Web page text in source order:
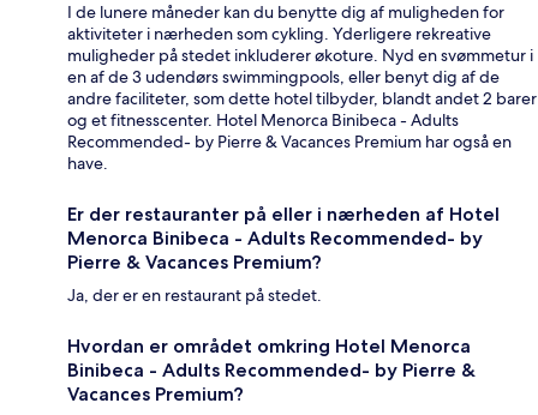
I de lunere måneder kan du benytte dig af muligheden for
aktiviteter i nærheden som cykling. Yderligere rekreative
muligheder på stedet inkluderer økoture. Nyd en svømmetur i
en af de 3 udendørs swimmingpools, eller benyt dig af de
andre faciliteter, som dette hotel tilbyder, blandt andet 2 barer
og et fitnesscenter. Hotel Menorca Binibeca - Adults
Recommended- by Pierre & Vacances Premium har også en
have.
Er der restauranter på eller i nærheden af Hotel
Menorca Binibeca - Adults Recommended- by
Pierre & Vacances Premium?
Ja, der er en restaurant på stedet.
Hvordan er området omkring Hotel Menorca
Binibeca - Adults Recommended- by Pierre &
Vacances Premium?